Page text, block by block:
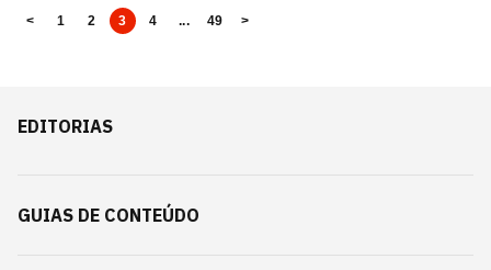
< 1 2 3 4 ... 49 >
EDITORIAS
GUIAS DE CONTEÚDO